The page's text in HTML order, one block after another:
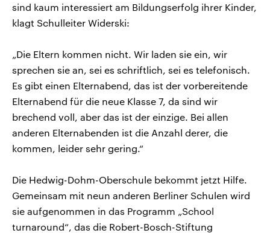
sind kaum interessiert am Bildungserfolg ihrer Kinder,
klagt Schulleiter Widerski:
„Die Eltern kommen nicht. Wir laden sie ein, wir
sprechen sie an, sei es schriftlich, sei es telefonisch.
Es gibt einen Elternabend, das ist der vorbereitende
Elternabend für die neue Klasse 7, da sind wir
brechend voll, aber das ist der einzige. Bei allen
anderen Elternabenden ist die Anzahl derer, die
kommen, leider sehr gering.“
Die Hedwig-Dohm-Oberschule bekommt jetzt Hilfe.
Gemeinsam mit neun anderen Berliner Schulen wird
sie aufgenommen in das Programm „School
turnaround“, das die Robert-Bosch-Stiftung